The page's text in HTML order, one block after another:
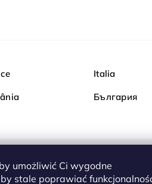
umożliwić Ci wygodne
stale poprawiać
Italia
България
Kupuj